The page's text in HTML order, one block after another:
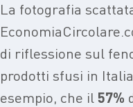
La fotografia
di riflessione sul
prodotti sfusi in
esempio, che il 57%